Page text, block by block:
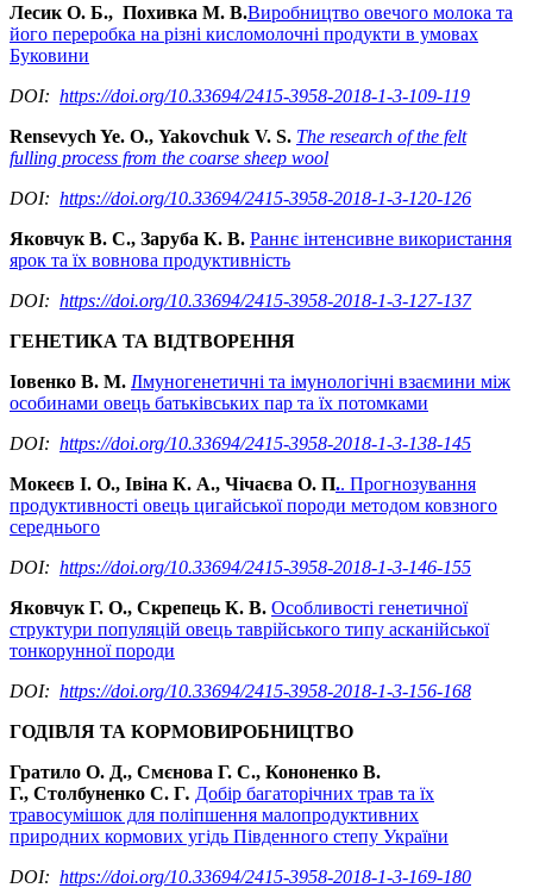
Лесик О. Б., Похивка М. В.Виробництво овечого молока та
його переробка на різні кисломолочні продукти в умовах
Буковини
DOI: https://doi.org/10.33694/2415-3958-2018-1-3-109-119
Rensevych Ye. O., Yakovchuk V. S. The research of the felt
fulling process from the coarse sheep wool
DOI: https://doi.org/10.33694/2415-3958-2018-1-3-120-126
Яковчук В. С., Заруба К. В. Раннє інтенсивне використання
ярок та їх вовнова продуктивність
DOI: https://doi.org/10.33694/2415-3958-2018-1-3-127-137
ГЕНЕТИКА ТА ВІДТВОРЕННЯ
Іовенко В. М. ІІмуногенетичні та імунологічні взаємини між
особинами овець батьківських пар та їх потомками
DOI: https://doi.org/10.33694/2415-3958-2018-1-3-138-145
Мокеєв І. О., Івіна К. А., Чічаєва О. П.. Прогнозування
продуктивності овець цигайської породи методом ковзного
середнього
DOI: https://doi.org/10.33694/2415-3958-2018-1-3-146-155
Яковчук Г. О., Скрепець К. В. Особливості генетичної
структури популяцій овець таврійського типу асканійської
тонкорунної породи
DOI: https://doi.org/10.33694/2415-3958-2018-1-3-156-168
ГОДІВЛЯ ТА КОРМОВИРОБНИЦТВО
Гратило О. Д., Смєнова Г. С., Кононенко В.
Г., Столбуненко С. Г. Добір багаторічних трав та їх
травосумішок для поліпшення малопродуктивних
природних кормових угідь Південного степу України
DOI: https://doi.org/10.33694/2415-3958-2018-1-3-169-180